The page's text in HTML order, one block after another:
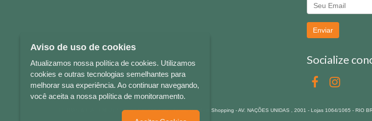
Enviar
Socialize
LETRAS & CIA - CNPJ n° 88.587.548/0001-20 - Térreo Bourbon Shopping - AV. NAÇÕES UNIDAS , 2001 - Lojas 1064/1065 - RIO
Aviso de uso de cookies
Atualizamos nossa política de cookies. Utilizamos
cookies e outras tecnologias semelhantes para
melhorar sua experiência. Ao continuar navegando,
você aceita a nossa política de monitoramento.